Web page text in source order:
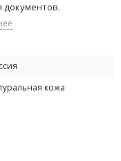
документов.
кожа